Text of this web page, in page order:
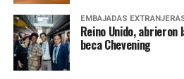
EMBAJADAS
Reino Unido,
beca Chevening